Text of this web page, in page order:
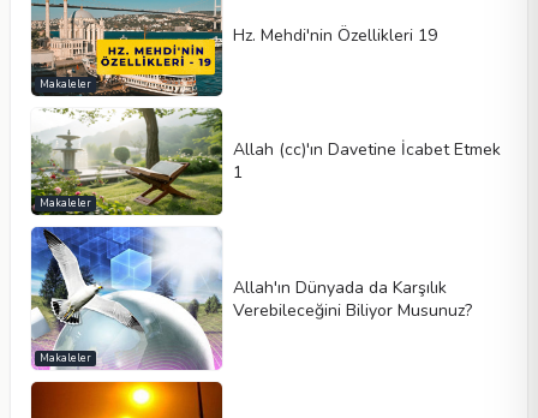
Makaleler
Hz. Mehdi'nin Özellikleri 19
Makaleler
Allah (cc)'ın Davetine İcabet Etmek
1
Makaleler
Allah'ın Dünyada da Karşılık
Verebileceğini Biliyor Musunuz?